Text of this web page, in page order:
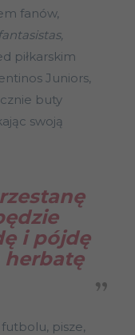
fanów,
fantasistas,
piłkarskim
Juniors,
buty
swoją
i pójdę
pisze,